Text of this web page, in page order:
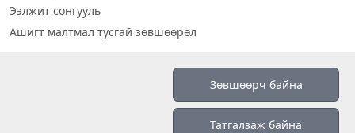
Ээлжит сонгууль
Ашигт малтмал тусгай зөвшөөрөл
Зөвшөөрч байна
Татгалзаж байна